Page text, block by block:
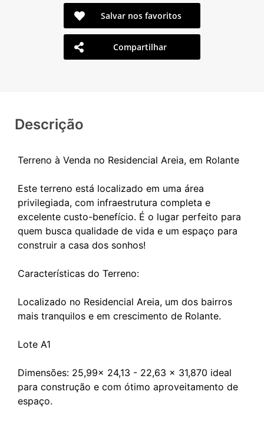
Salvar nos favoritos
Compartilhar
Descrição
Terreno à Venda no Residencial Areia, em Rolante
Este terreno está localizado em uma área
privilegiada, com infraestrutura completa e
excelente custo-benefício. É o lugar perfeito para
quem busca qualidade de vida e um espaço para
construir a casa dos sonhos!
Características do Terreno:
Localizado no Residencial Areia, um dos bairros
mais tranquilos e em crescimento de Rolante.
Lote A1
Dimensões: 25,99x 24,13 - 22,63 x 31,870 ideal
para construção e com ótimo aproveitamento de
espaço.